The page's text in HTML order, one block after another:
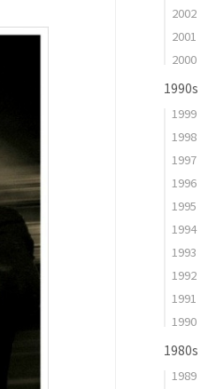
2002
2001
2000
1990s
1999
1998
1997
1996
1995
1994
1993
1992
1991
1990
1980s
1989